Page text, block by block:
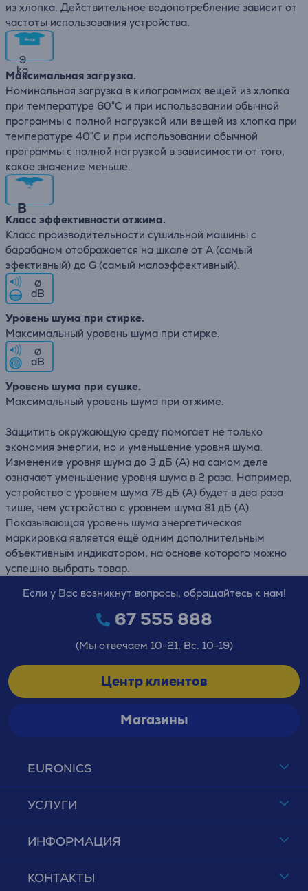
из хлопка. Действительное водопотребление зависит от
частоты использования устройства.
9
kg
Максимальная загрузка.
Номинальная загрузка в килограммах вещей из хлопка
при температуре 60°C и при использовании обычной
программы с полной нагрузкой или вещей из хлопка при
температуре 40°C и при использовании обычной
программы с полной нагрузкой в зависимости от того,
какое значение меньше.
B
Класс эффективности отжима.
Класс производительности сушильной машины с
барабаном отображается на шкале от A (самый
эфективный) до G (самый малоэффективный).
∅
dB
Уровень шума при стирке.
Максимальный уровень шума при стирке.
∅
dB
Уровень шума при сушке.
Максимальный уровень шума при отжиме.
Защитить окружающую среду помогает не только
экономия энергии, но и уменьшение уровня шума.
Изменение уровня шума до 3 дБ (А) на самом деле
означает уменьшение уровня шума в 2 раза. Например,
устройство с уровнем шума 78 дБ (А) будет в два раза
тише, чем устройство с уровнем шума 81 дБ (А).
Показывающая уровень шума энергетическая
маркировка является ещё одним дополнительным
объективным индикатором, на основе которого можно
успешно выбрать товар.
EURONICS
УСЛУГИ
ИНФОРМАЦИЯ
КОНТАКТЫ
Если у Вас возникнут вопросы, обращайтесь к нам!
67 555 888
(Мы отвечаем 10-21, Вс. 10-19)
Центр клиентов
Магазины